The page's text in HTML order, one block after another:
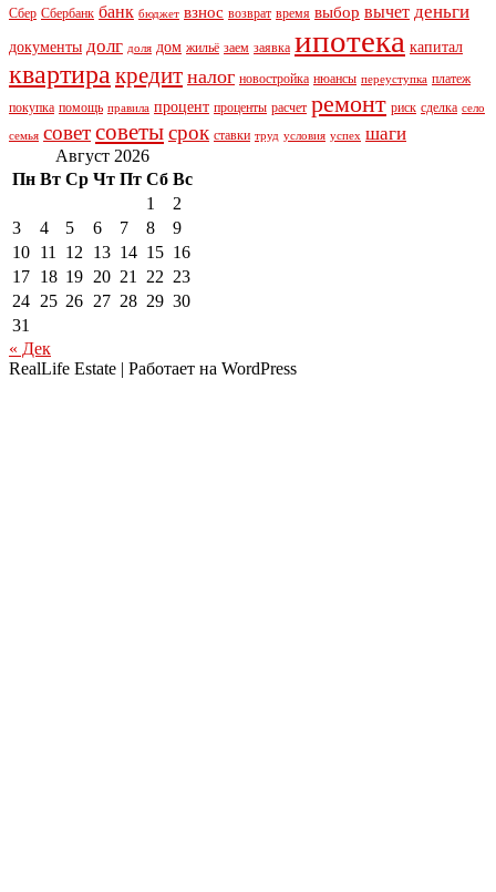
Сбер Сбербанк банк бюджет взнос возврат время выбор вычет деньги
документы долг доля дом жильё заем заявка ипотека капитал
квартиракредит налог новостройка нюансы переуступка платеж
покупка помощь правила процент проценты расчет ремонт риск сделка село
семья советсоветысрок ставки труд условия успех шаги
Август 2026
Пн Вт Ср Чт Пт Сб Вс
1
2
3
4 5 6 7 8
9
10 11 12 13 14 15 16
17 18 19 20 21 22 23
24 25 26 27 28 29 30
31
« Дек
RealLife Estate | Работает на WordPress